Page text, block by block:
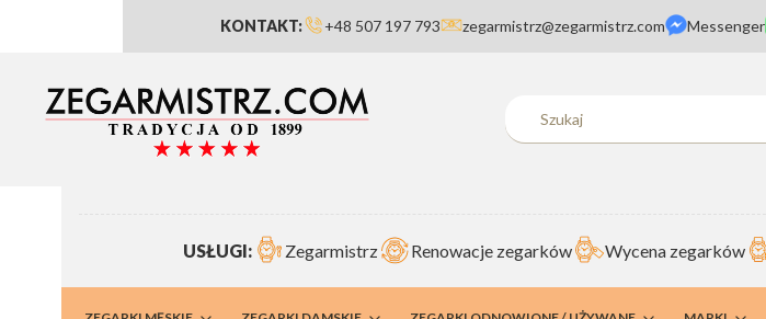
KONTAKT: +48 507 197 793 zegarmistrz@zegarmistrz.com Messenger
USŁUGI: Zegarmistrz Renowacje zegarków Wycena zegarków